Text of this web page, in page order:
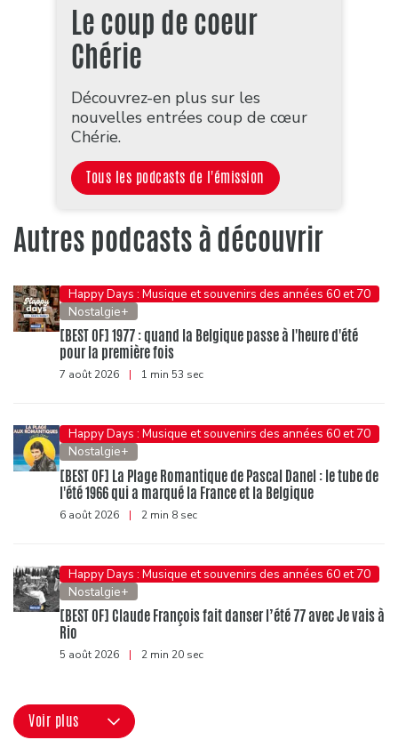
Le coup de coeur
Chérie
Découvrez-en plus sur les
nouvelles entrées coup de cœur
Chérie.
Tous les podcasts de l'émission
Autres podcasts à découvrir
Happy Days : Musique et souvenirs des années 60 et 70
Nostalgie+
[BEST OF] 1977 : quand la Belgique passe à l'heure d'été
pour la première fois
7 août 2026 | 1 min 53 sec
Happy Days : Musique et souvenirs des années 60 et 70
Nostalgie+
[BEST OF] La Plage Romantique de Pascal Danel : le tube de
l'été 1966 qui a marqué la France et la Belgique
6 août 2026 | 2 min 8 sec
Happy Days : Musique et souvenirs des années 60 et 70
Nostalgie+
[BEST OF] Claude François fait danser l’été 77 avec Je vais à
Rio
5 août 2026 | 2 min 20 sec
Voir plus